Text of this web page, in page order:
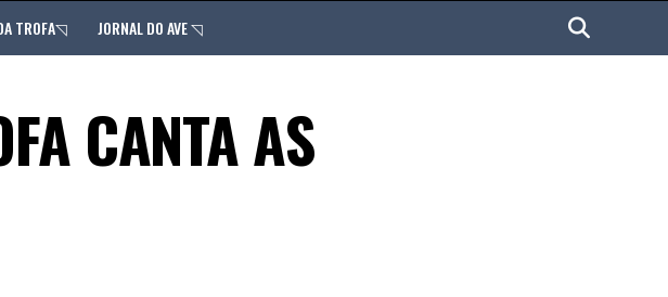
TROFA◹ JORNAL DO AVE ◹
CANTA AS